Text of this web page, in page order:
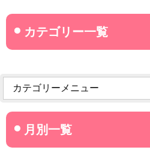
カテゴリーメニュー
菊武学園からのお知らせ
名古屋産業大学